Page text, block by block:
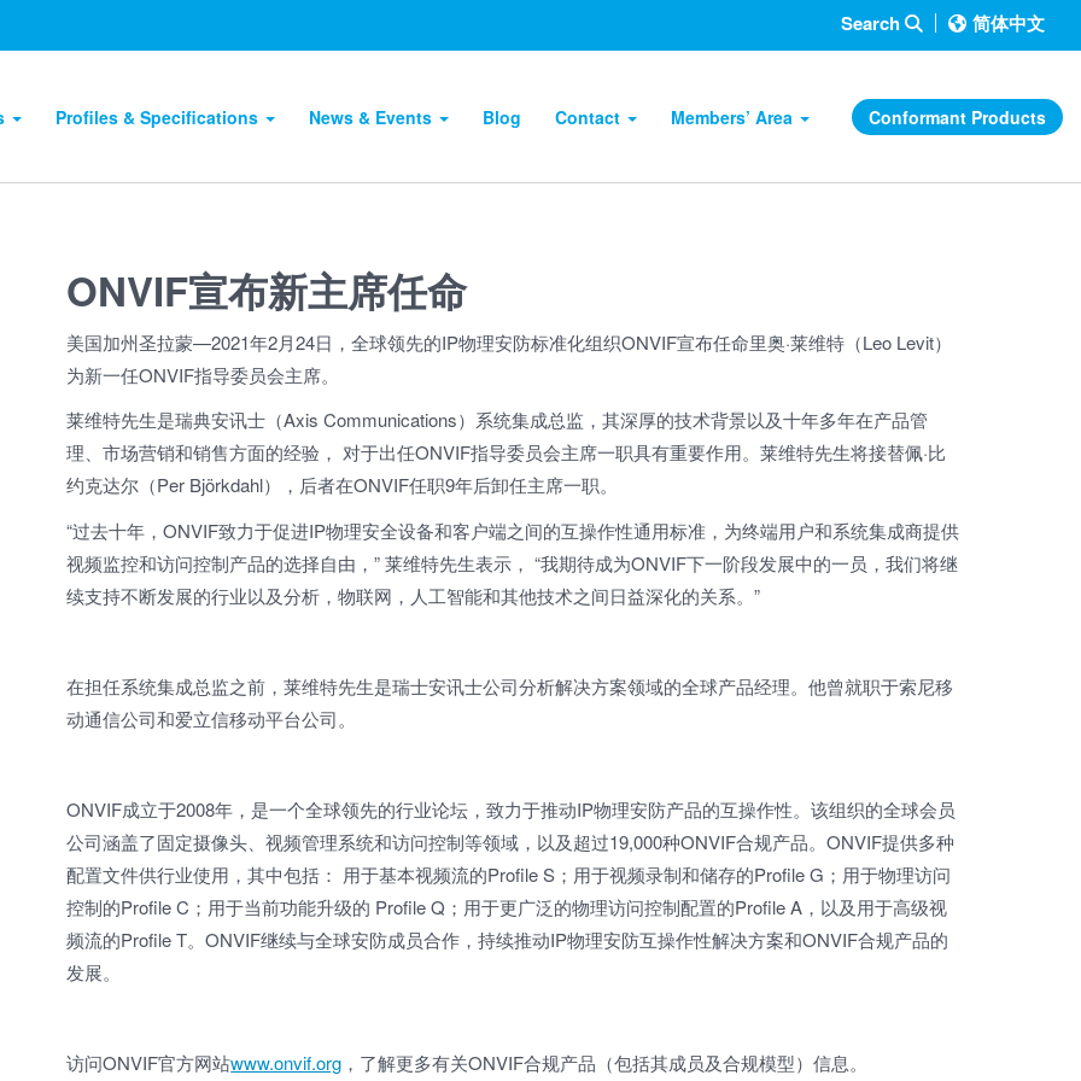
Search 简体中文
Profiles & Specifications News & Events Blog Contact Members’ Area Conformant Products
ONVIF宣布新主席任命
美国加州圣拉蒙—2021年2月24日，全球领先的IP物理安防标准化组织ONVIF宣布任命里奥·莱维特（Leo Levit）
为新一任ONVIF指导委员会主席。
莱维特先生是瑞典安讯士（Axis Communications）系统集成总监，其深厚的技术背景以及十年多年在产品管
理、市场营销和销售方面的经验， 对于出任ONVIF指导委员会主席一职具有重要作用。莱维特先生将接替佩·比
约克达尔（Per Björkdahl），后者在ONVIF任职9年后卸任主席一职。
“过去十年，ONVIF致力于促进IP物理安全设备和客户端之间的互操作性通用标准，为终端用户和系统集成商提供
视频监控和访问控制产品的选择自由，” 莱维特先生表示， “我期待成为ONVIF下一阶段发展中的一员，我们将继
续支持不断发展的行业以及分析，物联网，人工智能和其他技术之间日益深化的关系。”
在担任系统集成总监之前，莱维特先生是瑞士安讯士公司分析解决方案领域的全球产品经理。他曾就职于索尼移
动通信公司和爱立信移动平台公司。
ONVIF成立于2008年，是一个全球领先的行业论坛，致力于推动IP物理安防产品的互操作性。该组织的全球会员
公司涵盖了固定摄像头、视频管理系统和访问控制等领域，以及超过19,000种ONVIF合规产品。ONVIF提供多种
配置文件供行业使用，其中包括： 用于基本视频流的Profile S；用于视频录制和储存的Profile G；用于物理访问
控制的Profile C；用于当前功能升级的 Profile Q；用于更广泛的物理访问控制配置的Profile A，以及用于高级视
频流的Profile T。ONVIF继续与全球安防成员合作，持续推动IP物理安防互操作性解决方案和ONVIF合规产品的
发展。
访问ONVIF官方网站www.onvif.org ，了解更多有关ONVIF合规产品（包括其成员及合规模型）信息。